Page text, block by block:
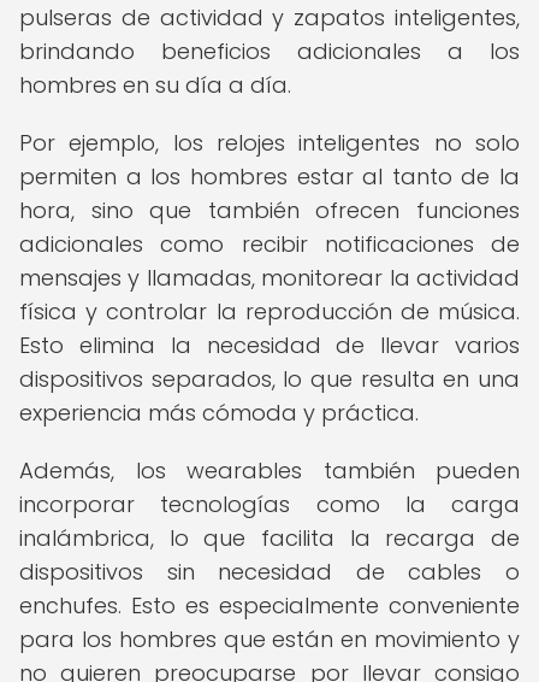
pulseras de actividad y zapatos inteligentes,
brindando beneficios adicionales a los
hombres en su día a día.
Por ejemplo, los relojes inteligentes no solo
permiten a los hombres estar al tanto de la
hora, sino que también ofrecen funciones
adicionales como recibir notificaciones de
mensajes y llamadas, monitorear la actividad
física y controlar la reproducción de música.
Esto elimina la necesidad de llevar varios
dispositivos separados, lo que resulta en una
experiencia más cómoda y práctica.
Además, los wearables también pueden
incorporar tecnologías como la carga
inalámbrica, lo que facilita la recarga de
dispositivos sin necesidad de cables o
enchufes. Esto es especialmente conveniente
para los hombres que están en movimiento y
no quieren preocuparse por llevar consigo